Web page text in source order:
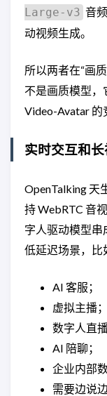
Large-v3 音
动视频生成。
所以两者在“画
不是画质模型，
Video-Avatar 的
实时交互和
OpenTalking 天
持 WebRTC 音
字人驱动模型
低延迟场景，比
AI 客服；
虚拟主播；
数字人直播
AI 陪聊；
企业内部
需要边说